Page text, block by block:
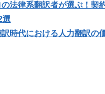
法律系翻訳者が選ぶ！契
選
時代における人力翻訳の